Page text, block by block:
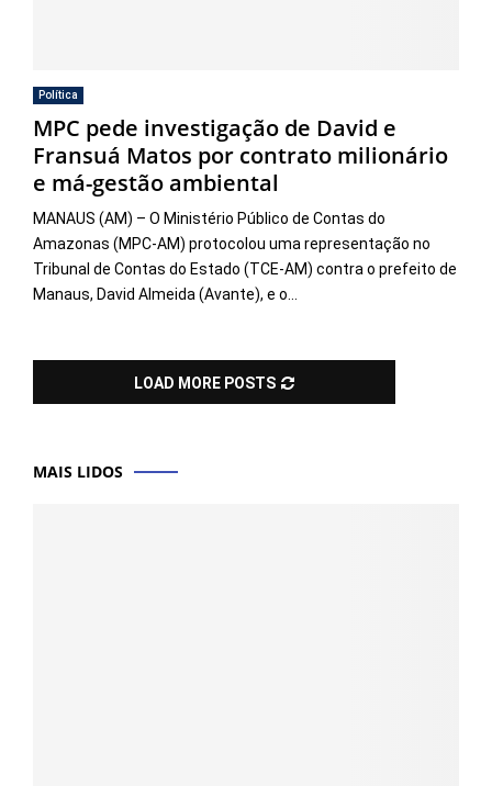
Política
MPC pede investigação de David e
Fransuá Matos por contrato milionário
e má-gestão ambiental
MANAUS (AM) – O Ministério Público de Contas do
Amazonas (MPC-AM) protocolou uma representação no
Tribunal de Contas do Estado (TCE-AM) contra o prefeito de
Manaus, David Almeida (Avante), e o...
LOAD MORE POSTS
MAIS LIDOS